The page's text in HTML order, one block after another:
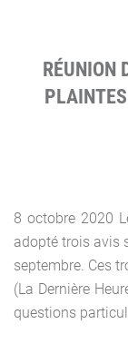
RÉUNION
8 octobre 2020
adopté trois avis
septembre. Ces
(La Dernière
questions